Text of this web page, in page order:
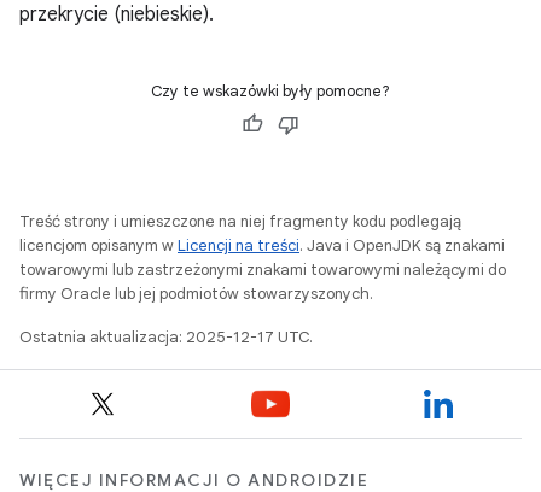
przekrycie (niebieskie).
Czy te wskazówki były pomocne?
Treść strony i umieszczone na niej fragmenty kodu podlegają
licencjom opisanym wLicencji na treści. Java i OpenJDK są znakami
towarowymi lub zastrzeżonymi znakami towarowymi należącymi do
firmy Oracle lub jej podmiotów stowarzyszonych.
Ostatnia aktualizacja: 2025-12-17 UTC.
WIĘCEJ INFORMACJI O ANDROIDZIE